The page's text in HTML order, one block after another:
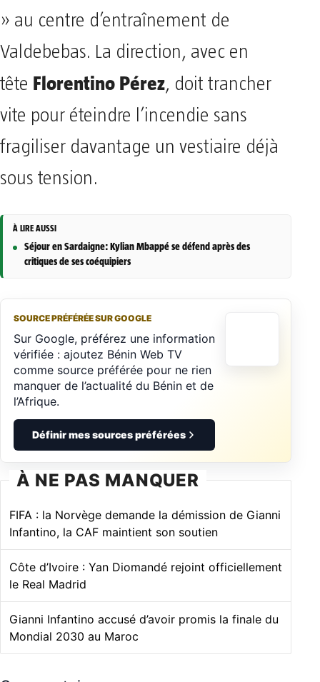
» au centre d’entraînement de
Valdebebas. La direction, avec en
tête Florentino Pérez, doit trancher
vite pour éteindre l’incendie sans
fragiliser davantage un vestiaire déjà
sous tension.
À LIRE AUSSI
Séjour en Sardaigne: Kylian Mbappé se défend après des
critiques de ses coéquipiers
SOURCE PRÉFÉRÉE SUR GOOGLE
Sur Google, préférez une information
vérifiée : ajoutez Bénin Web TV
comme source préférée pour ne rien
manquer de l’actualité du Bénin et de
l’Afrique.
Définir mes sources préférées
À NE PAS MANQUER
FIFA : la Norvège demande la démission de Gianni
Infantino, la CAF maintient son soutien
Côte d’Ivoire : Yan Diomandé rejoint officiellement
le Real Madrid
Gianni Infantino accusé d’avoir promis la finale du
Mondial 2030 au Maroc